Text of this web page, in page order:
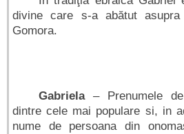
divine care s-a abătut
Gomora.
Gabriela– Prenumele
dintre cele mai populare si, in
nume de persoana din